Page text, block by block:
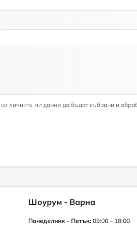
личните ми данни да бъдат събрани и
Шоурум - Варна
Понеделник – Петък: 09:00 – 18:00